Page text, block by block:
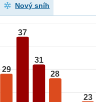
Nový sníh
29
37
31
28
23